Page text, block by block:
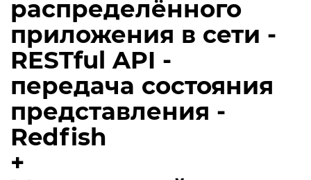
распределённого
приложения в сети -
RESTful API -
передача состояния
представления -
Redfish
+